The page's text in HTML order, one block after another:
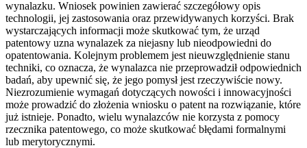
wynalazku. Wniosek powinien zawierać szczegółowy opis
technologii, jej zastosowania oraz przewidywanych korzyści. Brak
wystarczających informacji może skutkować tym, że urząd
patentowy uzna wynalazek za niejasny lub nieodpowiedni do
opatentowania. Kolejnym problemem jest nieuwzględnienie stanu
techniki, co oznacza, że wynalazca nie przeprowadził odpowiednich
badań, aby upewnić się, że jego pomysł jest rzeczywiście nowy.
Niezrozumienie wymagań dotyczących nowości i innowacyjności
może prowadzić do złożenia wniosku o patent na rozwiązanie, które
już istnieje. Ponadto, wielu wynalazców nie korzysta z pomocy
rzecznika patentowego, co może skutkować błędami formalnymi
lub merytorycznymi.